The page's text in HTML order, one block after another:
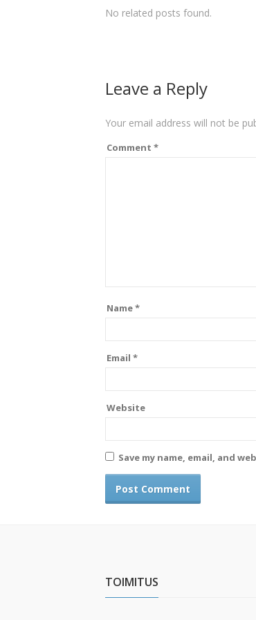
No related posts found.
Leave a Reply
Your email address will not be
Comment *
Name*
Email *
Website
Save my name, email, and
TOIMITUS